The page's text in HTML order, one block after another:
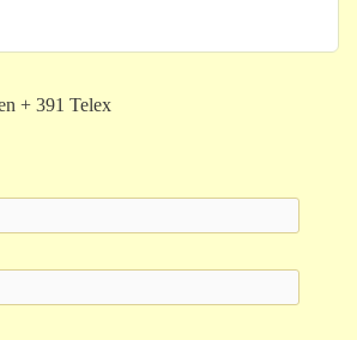
+ 391 Telex